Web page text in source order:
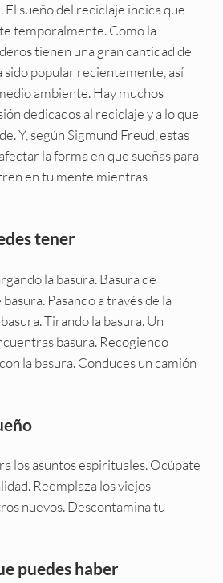
El sueño del reciclaje indica que
temporalmente. Como la
tienen una gran cantidad de
sido popular recientemente, así
ambiente. Hay muchos
dedicados al reciclaje y a lo que
Y, según Sigmund Freud, estas
la forma en que sueñas para
en tu mente mientras
tener
la basura. Basura de
Pasando a través de la
Tirando la basura. Un
basura. Recogiendo
la basura. Conduces un camión
los asuntos espirituales. Ocúpate
Reemplaza los viejos
nuevos. Descontamina tu
puedes haber